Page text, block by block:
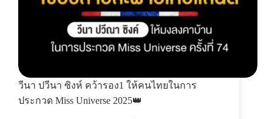
วีนา ปวีนา ซิงห์ คว้ารอง1 ให้คนไทยในการ
ประกวด Miss Universe 2025👑